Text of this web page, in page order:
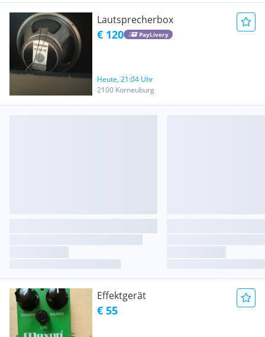
Lautsprecherbox
€ 120 PayLivery
Heute, 21:04 Uhr
2100 Korneuburg
Effektgerät
€ 55